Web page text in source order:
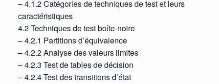
– 4.1.2 Catégories de techniques de test et leurs
caractéristiques
4.2 Techniques de test boîte-noire
– 4.2.1 Partitions d’équivalence
– 4.2.2 Analyse des valeurs limites
– 4.2.3 Test de tables de décision
– 4.2.4 Test des transitions d’état